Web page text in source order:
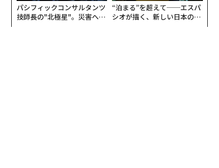
パシフィックコンサルタンツ
技師長の"北極星"。災害への
“泊まる”を超えて──エスパ
シオが描く、新しい日本のラ